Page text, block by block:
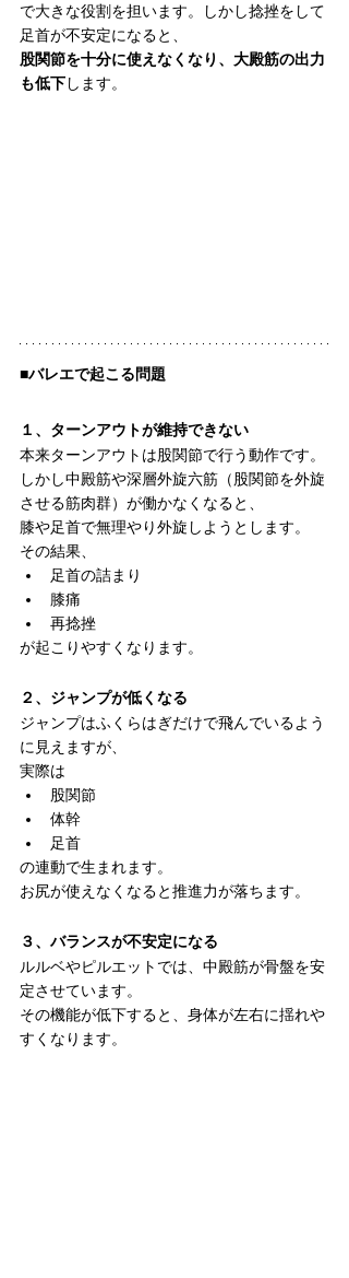
で大きな役割を担います。しかし捻挫をして
足首が不安定になると、
股関節を十分に使えなくなり、大殿筋の出力
も低下します。
■バレエで起こる問題
１、ターンアウトが維持できない
本来ターンアウトは股関節で行う動作です。
しかし中殿筋や深層外旋六筋（股関節を外旋
させる筋肉群）が働かなくなると、
膝や足首で無理やり外旋しようとします。
その結果、
足首の詰まり
膝痛
再捻挫
が起こりやすくなります。
２、ジャンプが低くなる
ジャンプはふくらはぎだけで飛んでいるよう
に見えますが、
実際は
股関節
体幹
足首
の連動で生まれます。
お尻が使えなくなると推進力が落ちます。
３、バランスが不安定になる
ルルベやピルエットでは、中殿筋が骨盤を安
定させています。
その機能が低下すると、身体が左右に揺れや
すくなります。